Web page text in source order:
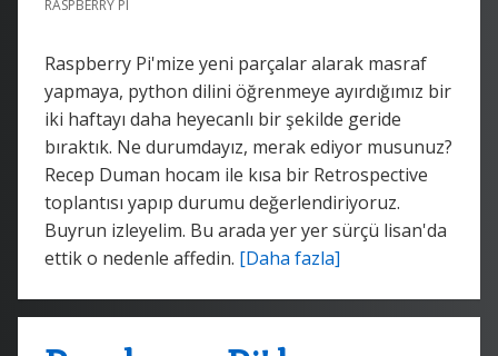
RASPBERRY PI
Raspberry Pi'mize yeni parçalar alarak masraf
yapmaya, python dilini öğrenmeye ayırdığımız bir
iki haftayı daha heyecanlı bir şekilde geride
bıraktık. Ne durumdayız, merak ediyor musunuz?
Recep Duman hocam ile kısa bir Retrospective
toplantısı yapıp durumu değerlendiriyoruz.
Buyrun izleyelim. Bu arada yer yer sürçü lisan'da
ettik o nedenle affedin. [Daha fazla]